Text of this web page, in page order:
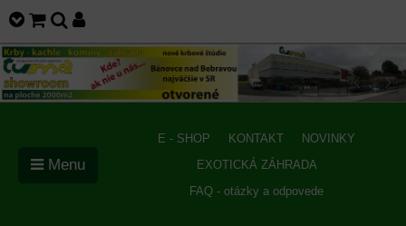
E - SHOP KONTAKT
NOVINKY
EXOTICKÁ ZÁHRADA
FAQ - otázky a odpovede
Menu